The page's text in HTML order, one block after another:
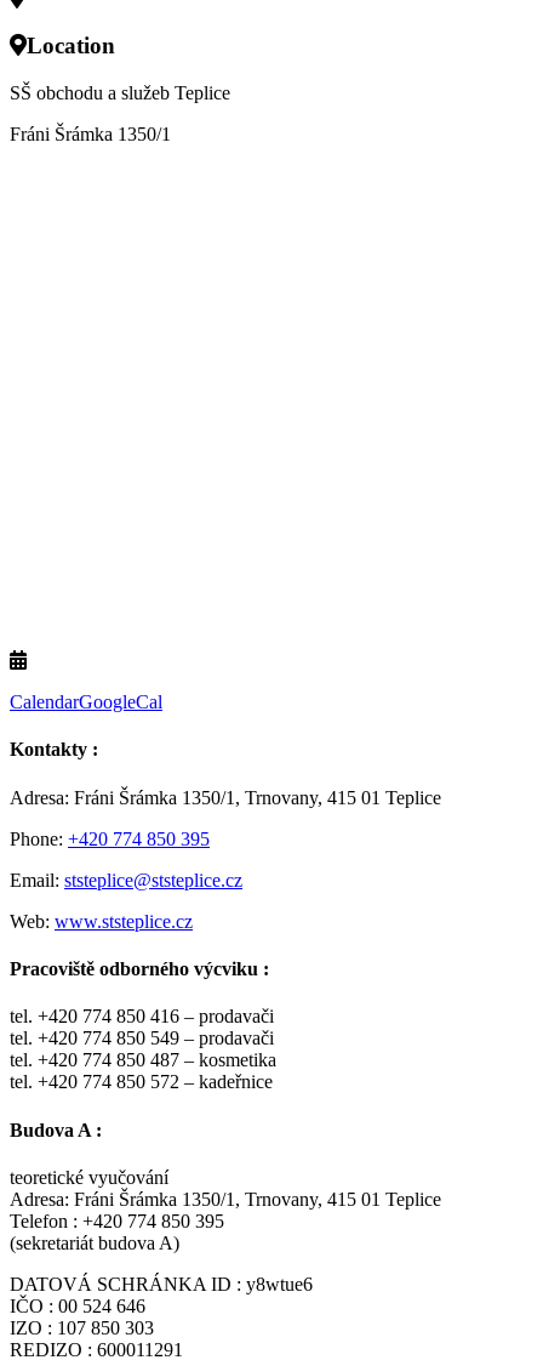
Location
SŠ obchodu a služeb Teplice
Fráni Šrámka 1350/1
CalendarGoogleCal
Kontakty :
Adresa: Fráni Šrámka 1350/1, Trnovany, 415 01 Teplice
Phone: +420 774 850 395
Email: ststeplice@ststeplice.cz
Web: www.ststeplice.cz
Pracoviště odborného výcviku :
tel. +420 774 850 416 – prodavači
tel. +420 774 850 549 – prodavači
tel. +420 774 850 487 – kosmetika
tel. +420 774 850 572 – kadeřnice
Budova A :
teoretické vyučování
Adresa: Fráni Šrámka 1350/1, Trnovany, 415 01 Teplice
Telefon : +420 774 850 395
(sekretariát budova A)
DATOVÁ SCHRÁNKA ID : y8wtue6
IČO : 00 524 646
IZO : 107 850 303
REDIZO : 600011291